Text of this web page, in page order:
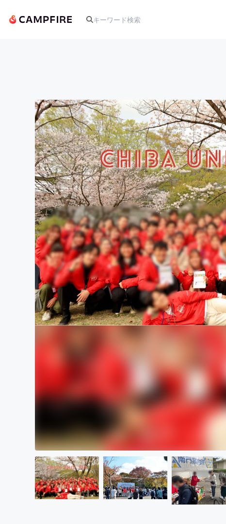
アート・写真
テクノロジー・ガジェット
映像・映画
ビジネス・起業
まちづくり・地域活性化